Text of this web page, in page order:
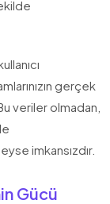
gerçek
veriler olmadan,
imkansızdır.
Gücü